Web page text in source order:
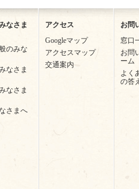
なさま
のみな
なさま
なさま
さまへ
アクセス
Googleマップ
アクセスマップ
交通案内
お問
窓口
お問
ーム
よく
の答